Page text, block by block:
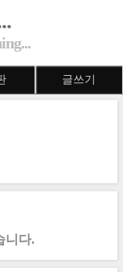
글쓰기
니다.